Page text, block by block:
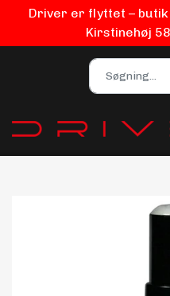
Driver er flyttet –
Kirstinehøj